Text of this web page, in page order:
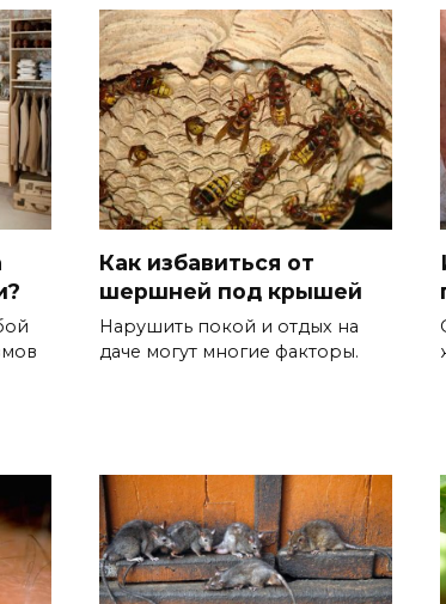
Как избавиться от
шершней под крышей
Нарушить покой и отдых на
даче могут многие факторы.